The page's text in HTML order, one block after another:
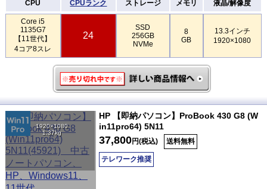
CPU CPUランク ストレージ メモリ 液晶/解像度
Core i5
1135G7
【11世代】
4コア8スレ
24
SSD
256GB
NVMe
8
GB
13.3インチ
1920×1080
1920×1080
1.37kg
HP 【即納パソコン】ProBook 430 G8 (W
in11pro64) 5N11
37,800円(税込) 送料無料
テレワーク推奨